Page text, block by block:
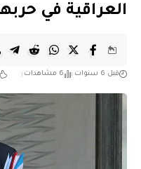
العراقية في
قبل 6 سنوات 6 مشاهدات